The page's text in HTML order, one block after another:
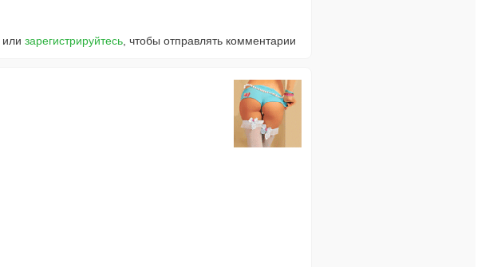
илизарегистрируйтесь , чтобы отправлять комментарии